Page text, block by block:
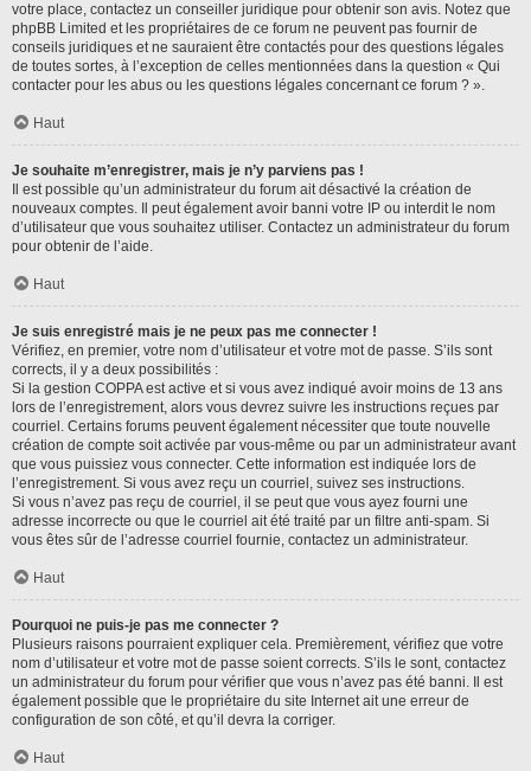
votre place, contactez un conseiller juridique pour obtenir son avis. Notez que
phpBB Limited et les propriétaires de ce forum ne peuvent pas fournir de
conseils juridiques et ne sauraient être contactés pour des questions légales
de toutes sortes, à l’exception de celles mentionnées dans la question « Qui
contacter pour les abus ou les questions légales concernant ce forum ? ».
Haut
Je souhaite m’enregistrer, mais je n’y parviens pas !
Il est possible qu’un administrateur du forum ait désactivé la création de
nouveaux comptes. Il peut également avoir banni votre IP ou interdit le nom
d’utilisateur que vous souhaitez utiliser. Contactez un administrateur du forum
pour obtenir de l’aide.
Haut
Je suis enregistré mais je ne peux pas me connecter !
Vérifiez, en premier, votre nom d’utilisateur et votre mot de passe. S’ils sont
corrects, il y a deux possibilités :
Si la gestion COPPA est active et si vous avez indiqué avoir moins de 13 ans
lors de l’enregistrement, alors vous devrez suivre les instructions reçues par
courriel. Certains forums peuvent également nécessiter que toute nouvelle
création de compte soit activée par vous-même ou par un administrateur avant
que vous puissiez vous connecter. Cette information est indiquée lors de
l’enregistrement. Si vous avez reçu un courriel, suivez ses instructions.
Si vous n’avez pas reçu de courriel, il se peut que vous ayez fourni une
adresse incorrecte ou que le courriel ait été traité par un filtre anti-spam. Si
vous êtes sûr de l’adresse courriel fournie, contactez un administrateur.
Haut
Pourquoi ne puis-je pas me connecter ?
Plusieurs raisons pourraient expliquer cela. Premièrement, vérifiez que votre
nom d’utilisateur et votre mot de passe soient corrects. S’ils le sont, contactez
un administrateur du forum pour vérifier que vous n’avez pas été banni. Il est
également possible que le propriétaire du site Internet ait une erreur de
configuration de son côté, et qu’il devra la corriger.
Haut